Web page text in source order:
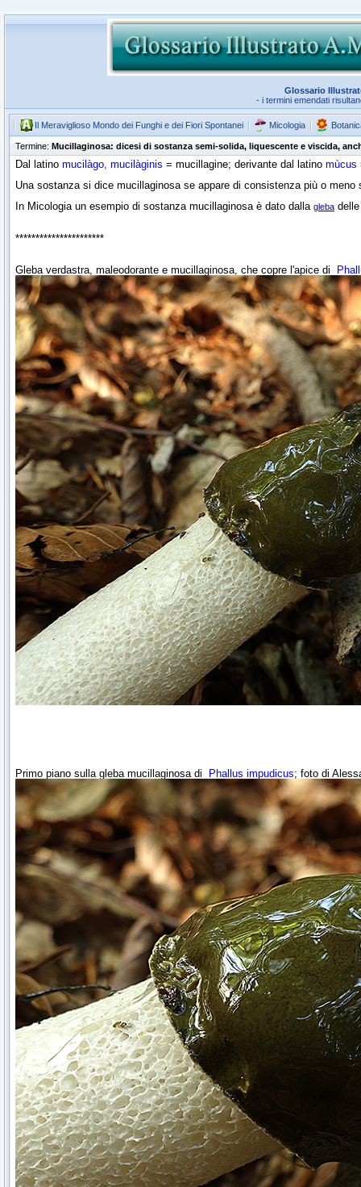
Glossario
- i termini emendati
Il Meraviglioso Mondo dei Funghi e dei Fiori Spontanei Micologia
Termine: Mucillaginosa: dicesi di sostanza semi-solida, liquescente e viscida,
Dal latino mucilàgo, mucilàginis = mucillagine; derivante dal latino mùcus
Una sostanza si dice mucillaginosa se appare di consistenza più o
In Micologia un esempio di sostanza mucillaginosa è dato dalla gleba
**********************
Gleba verdastra, maleodorante e mucillaginosa, che copre l'apice di
Primo piano sulla gleba mucillaginosa di Phallus impudicus; foto di